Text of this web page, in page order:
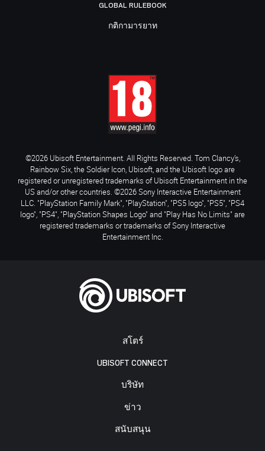
สโตร์
UBISOFT CONNECT
บริษัท
ข่าว
สนับสนุน
GLOBAL RULEBOOK
กติกามารยาท
©2026 Ubisoft Entertainment. All Rights Reserved. Tom Clancy’s,
Rainbow Six, the Soldier Icon, Ubisoft, and the Ubisoft logo are
registered or unregistered trademarks of Ubisoft Entertainment in the
US and/or other countries. ©2026 Sony Interactive Entertainment
LLC. "PlayStation Family Mark", "PlayStation", "PS5 logo", "PS5", "PS4
logo", "PS4", "PlayStation Shapes Logo" and "Play Has No Limits" are
registered trademarks or trademarks of Sony Interactive
Entertainment Inc.